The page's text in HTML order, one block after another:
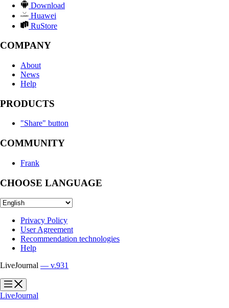
Download
Huawei
RuStore
COMPANY
About
News
Help
PRODUCTS
"Share" button
COMMUNITY
Frank
CHOOSE LANGUAGE
Privacy Policy
User Agreement
Recommendation technologies
Help
LiveJournal — v.931
?
?
LiveJournal